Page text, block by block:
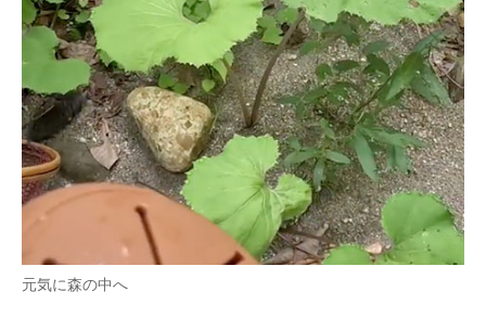
元気に森の中へ